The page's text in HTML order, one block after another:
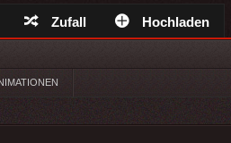
Zufall Hochladen